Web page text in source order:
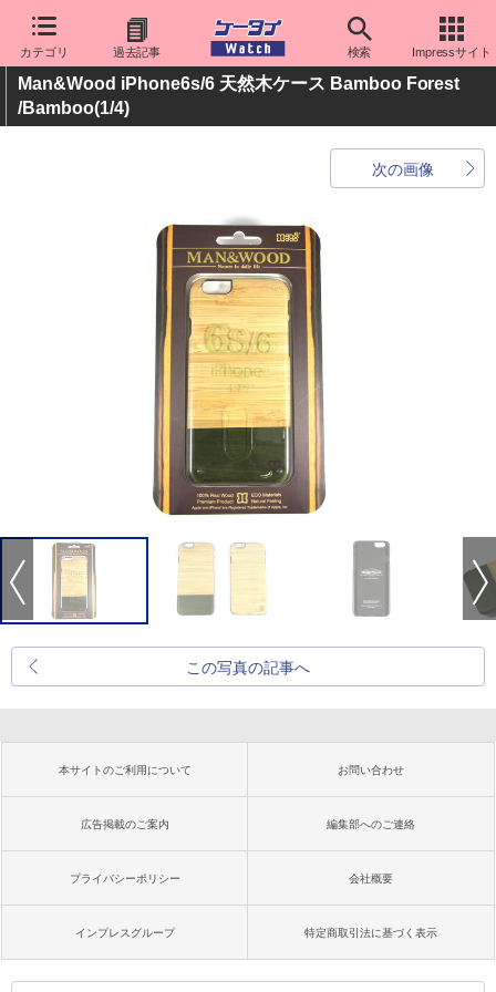
カテゴリ 過去記事 検索 Impressサイト
Man&Wood iPhone6s/6 天然木ケース Bamboo Forest
/Bamboo(1/4)
次の画像
この写真の記事へ
本サイトのご利用について お問い合わせ
広告掲載のご案内 編集部へのご連絡
プライバシーポリシー 会社概要
インプレスグループ 特定商取引法に基づく表示